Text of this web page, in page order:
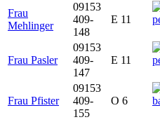
Frau
Mehlinger
09153
409-
148
E 11
Frau Pasler
09153
409-
147
E 11
Frau Pfister
09153
409-
155
O 6